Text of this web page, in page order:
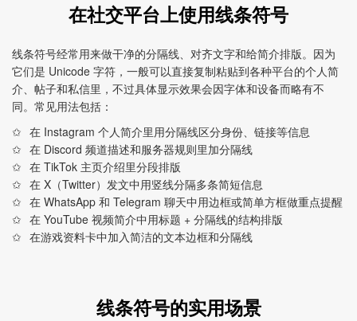
在社交平台上使用线条符号
线条符号经常用来做干净的分隔线、对齐文字和给简介排版。因为
它们是 Unicode 字符，一般可以直接复制粘贴到各种平台的个人简
介、帖子和私信里，不过具体显示效果会因字体和设备而略有不
同。常见用法包括：
在 Instagram 个人简介里用分隔线区分身份、链接等信息
在 Discord 频道描述和服务器规则里加分隔线
在 TikTok 主页介绍里分段排版
在 X（Twitter）发文中用竖线分隔多条简短信息
在 WhatsApp 和 Telegram 聊天中用边框或简单方框做重点提醒
在 YouTube 视频简介中用标题 + 分隔线的结构排版
在游戏资料卡中加入简洁的文本边框和分隔线
线条符号的实用场景